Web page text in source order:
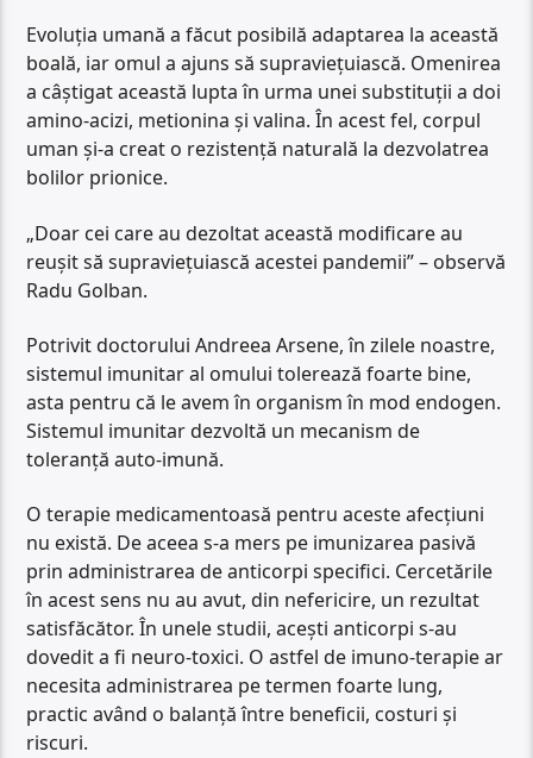
Evoluția umană a făcut posibilă adaptarea la această
boală, iar omul a ajuns să supraviețuiască. Omenirea
a câștigat această lupta în urma unei substituții a doi
amino-acizi, metionina și valina. În acest fel, corpul
uman și-a creat o rezistență naturală la dezvolatrea
bolilor prionice.
„Doar cei care au dezoltat această modificare au
reușit să supraviețuiască acestei pandemii” – observă
Radu Golban.
Potrivit doctorului Andreea Arsene, în zilele noastre,
sistemul imunitar al omului tolerează foarte bine,
asta pentru că le avem în organism în mod endogen.
Sistemul imunitar dezvoltă un mecanism de
toleranță auto-imună.
O terapie medicamentoasă pentru aceste afecțiuni
nu există. De aceea s-a mers pe imunizarea pasivă
prin administrarea de anticorpi specifici. Cercetările
în acest sens nu au avut, din nefericire, un rezultat
satisfăcător. În unele studii, acești anticorpi s-au
dovedit a fi neuro-toxici. O astfel de imuno-terapie ar
necesita administrarea pe termen foarte lung,
practic având o balanță între beneficii, costuri și
riscuri.